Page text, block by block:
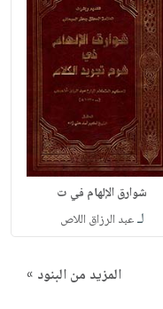
شوارق الإلهام في ت
لـعبد الرزاق اللاص
المزيد من البنود »